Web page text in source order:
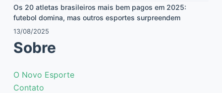
Os 20 atletas brasileiros mais bem pagos em 2025:
futebol domina, mas outros esportes surpreendem
13/08/2025
Sobre
O Novo Esporte
Contato